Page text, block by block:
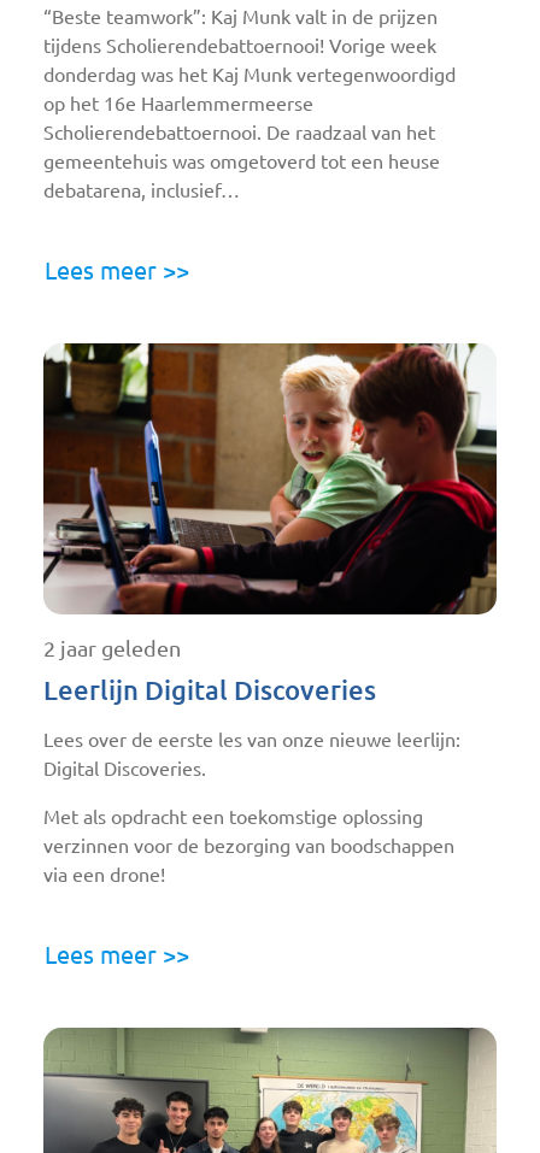
“Beste teamwork”: Kaj Munk valt in de prijzen
tijdens Scholierendebattoernooi! Vorige week
donderdag was het Kaj Munk vertegenwoordigd
op het 16e Haarlemmermeerse
Scholierendebattoernooi. De raadzaal van het
gemeentehuis was omgetoverd tot een heuse
debatarena, inclusief…
Lees meer >>
2 jaar geleden
Leerlijn Digital Discoveries
Lees over de eerste les van onze nieuwe leerlijn:
Digital Discoveries.
Met als opdracht een toekomstige oplossing
verzinnen voor de bezorging van boodschappen
via een drone!
Lees meer >>